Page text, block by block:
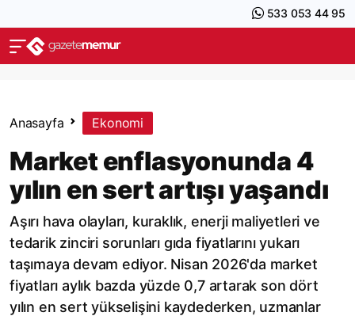
533 053 44 95
Anasayfa Ekonomi
Market enflasyonunda 4
yılın en sert artışı yaşandı
Aşırı hava olayları, kuraklık, enerji maliyetleri ve
tedarik zinciri sorunları gıda fiyatlarını yukarı
taşımaya devam ediyor. Nisan 2026'da market
fiyatları aylık bazda yüzde 0,7 artarak son dört
yılın en sert yükselişini kaydederken, uzmanlar